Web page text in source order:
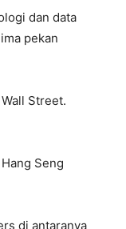
dan data
pekan
Street.
Seng
di antaranya